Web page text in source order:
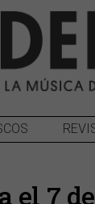
el 7